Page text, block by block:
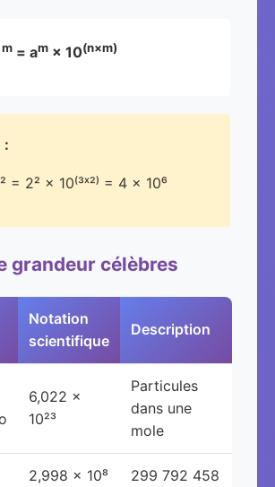
m = am × 10(n×m)
:
= 2² × 10⁽³ˣ²⁾ = 4 × 10⁶
grandeur célèbres
Notation
scientifique
Description
6,022 ×
10²³
Particules
dans une
mole
2,998 × 10⁸
299 792 458